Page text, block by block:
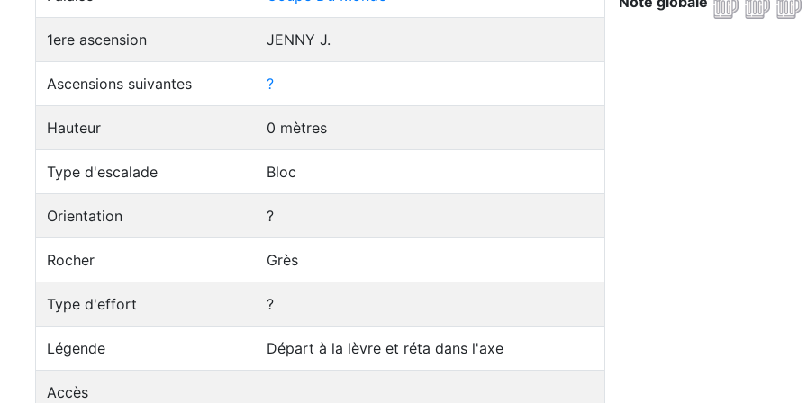
1ere ascension JENNY J.
Ascensions suivantes ?
Hauteur 0 mètres
Type d'escalade Bloc
Orientation ?
Rocher Grès
Type d'effort ?
Légende Départ à la lèvre et réta dans l'axe
Accès